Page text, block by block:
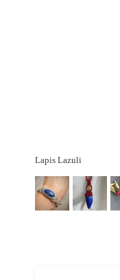
Lapis Lazuli